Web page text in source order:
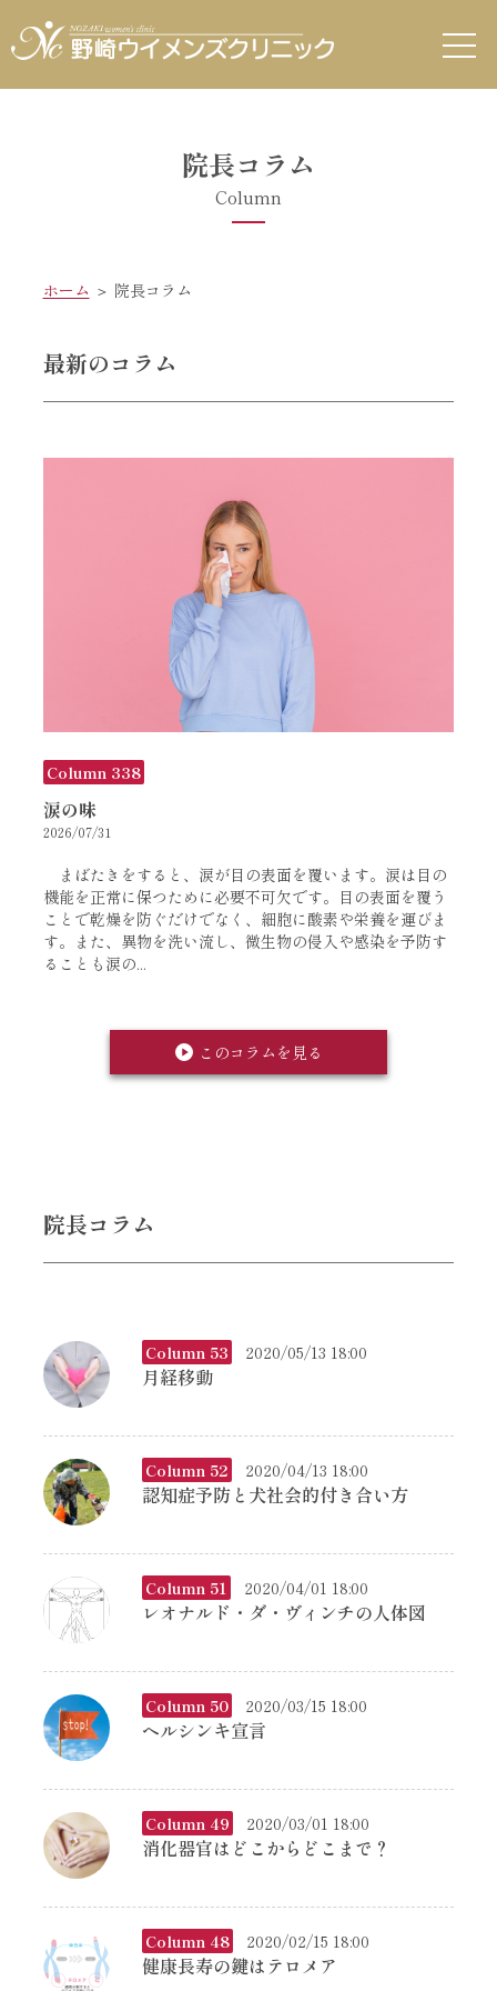
院長コラム
Column
ホーム ＞ 院長コラム
最新のコラム
Column 338
涙の味
2026/07/31
まばたきをすると、涙が目の表面を覆います。涙は目の
機能を正常に保つために必要不可欠です。目の表面を覆う
ことで乾燥を防ぐだけでなく、細胞に酸素や栄養を運びま
す。また、異物を洗い流し、微生物の侵入や感染を予防す
ることも涙の...
このコラムを見る
院長コラム
Column 53 2020/05/13 18:00
月経移動
Column 52 2020/04/13 18:00
認知症予防と犬社会的付き合い方
Column 51 2020/04/01 18:00
レオナルド・ダ・ヴィンチの人体図
Column 50 2020/03/15 18:00
ヘルシンキ宣言
Column 49 2020/03/01 18:00
消化器官はどこからどこまで？
Column 48 2020/02/15 18:00
健康長寿の鍵はテロメア